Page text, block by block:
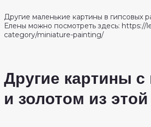
Другие маленькие картины в гипсовых
Елены можно посмотреть здесь: https://
category/miniature-painting/
Другие картины с
и золотом из